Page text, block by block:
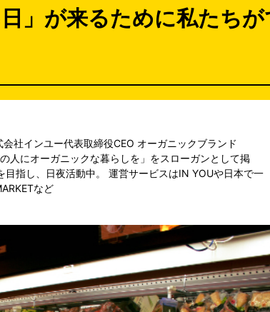
」が来るために私たちが
会社インユー代表取締役CEO オーガニックブランド
人にオーガニックな暮らしを」をスローガンとして掲
目指し、日夜活動中。 運営サービスはIN YOUや日本で一
など